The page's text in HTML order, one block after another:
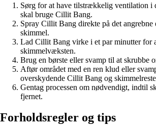
Sørg for at have tilstrækkelig ventilation i
skal bruge Cillit Bang.
Spray Cillit Bang direkte på det angrebne
skimmel.
Lad Cillit Bang virke i et par minutter for
skimmelvæksten.
Brug en børste eller svamp til at skrubbe
Aftør området med en ren klud eller
overskydende Cillit Bang og
Gentag processen om nødvendigt, indtil
fjernet.
Forholdsregler og tips